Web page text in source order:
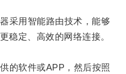
用智能路由技术，能够
稳定、高效的网络连接。
软件或APP，然后按照